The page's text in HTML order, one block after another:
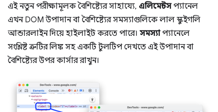
এই নতুন পরীক্ষামূলক বৈশিষ্ট্যের সাহায্যে, এলিমেন্টসপ্যানেল
এখন DOM উপাদান বা বৈশিষ্ট্যের সমস্যাগুলিকে লাল স্কুইগলি
আন্ডারলাইন দিয়ে হাইলাইট করতে পারে। সমস্যাপ্যানেলে
সংশ্লিষ্ট ত্রুটির লিঙ্ক সহ একটি টুলটিপ দেখতে এই উপাদান বা
বৈশিষ্ট্যের উপর কার্সার রাখুন।